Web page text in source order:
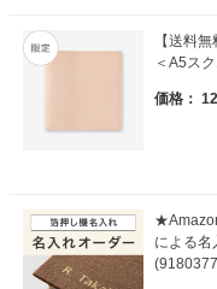
【送料
＜A5ス
価格：
による名